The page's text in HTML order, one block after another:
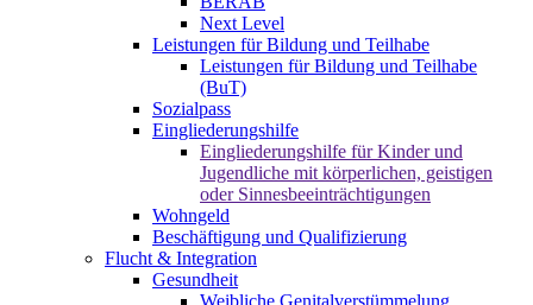
Next Level
Leistungen für Bildung und Teilhabe
Leistungen für Bildung und Teilhabe
(BuT)
Sozialpass
Eingliederungshilfe
Eingliederungshilfe für Kinder und
Jugendliche mit körperlichen, geistigen
oder Sinnesbeeinträchtigungen
Wohngeld
Beschäftigung und Qualifizierung
Flucht & Integration
Gesundheit
Weibliche Genitalverstümmelung